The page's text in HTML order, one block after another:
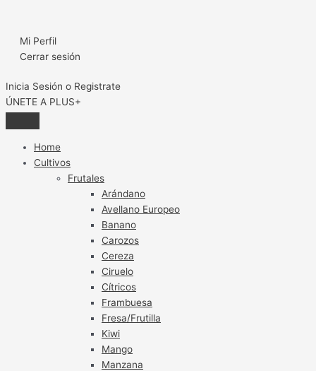
Mi Perfil
Cerrar sesión
Inicia Sesión o Registrate
ÚNETE A PLUS+
Home
Cultivos
Frutales
Arándano
Avellano Europeo
Banano
Carozos
Cereza
Ciruelo
Cítricos
Frambuesa
Fresa/Frutilla
Kiwi
Mango
Manzana